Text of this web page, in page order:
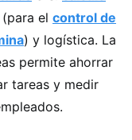
el control de
) y logística. La
permite ahorrar
tareas y medir